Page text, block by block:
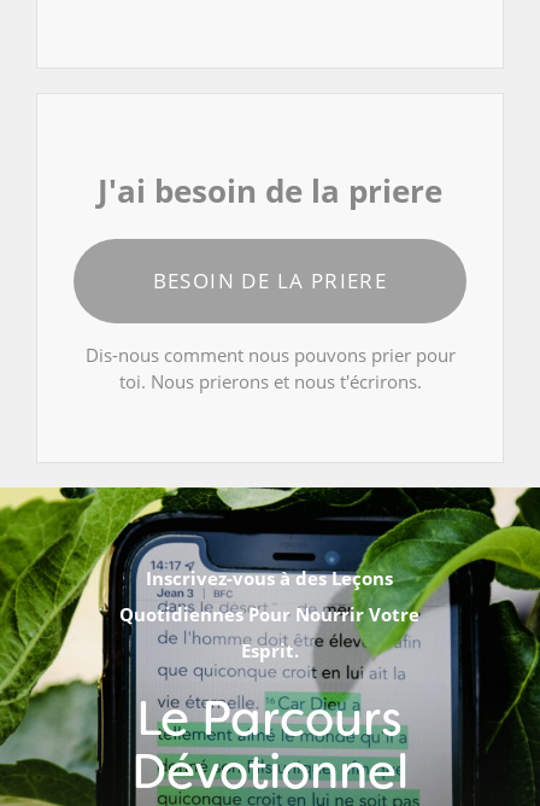
J'ai besoin de la priere
BESOIN DE LA PRIERE
Dis-nous comment nous pouvons prier pour
toi. Nous prierons et nous t'écrirons.
Inscrivez-vous à des Leçons
Quotidiennes Pour Nourrir Votre
Esprit.
Le Parcours
Dévotionnel